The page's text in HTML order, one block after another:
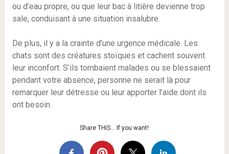
ou d’eau propre, ou que leur bac à litière devienne trop
sale, conduisant à une situation insalubre.
De plus, il y a la crainte d’une urgence médicale. Les
chats sont des créatures stoïques et cachent souvent
leur inconfort. S’ils tombaient malades ou se blessaient
pendant votre absence, personne ne serait là pour
remarquer leur détresse ou leur apporter l’aide dont ils
ont besoin.
Share THIS… If you want!